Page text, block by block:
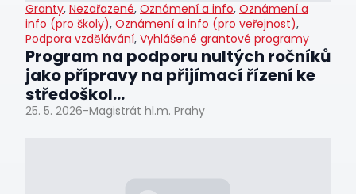
Granty, Nezařazené, Oznámení a info, Oznámení a
info (pro školy), Oznámení a info (pro veřejnost),
Podpora vzdělávání, Vyhlášené grantové programy
Program na podporu nultých ročníků
jako přípravy na přijímací řízení ke
středoškol...
25. 5. 2026-Magistrát hl.m. Prahy